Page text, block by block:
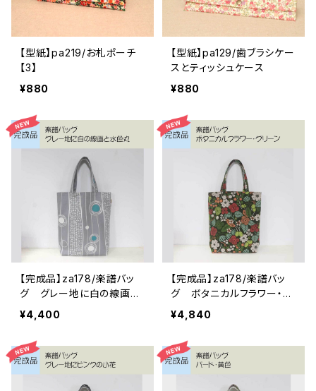
【型紙】pa219/お札ポーチ
【3】
¥880
【型紙】pa129/歯ブラシケー
スとティッシュケース
¥880
【完成品】za178/楽譜バッ
グ グレー地に白の線画と
水色丸
¥4,400
【完成品】za178/楽譜バッ
グ ボタニカルフラワー・グ
リーン
¥4,840